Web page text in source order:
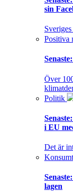
sin
Positiva
Senaste:
Över
Politik
Senaste:
i EU
Det är
Senaste:
lagen